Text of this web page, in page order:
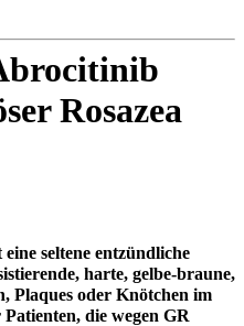
Rosazea
seltene entzündliche
harte, gelbe-braune,
Plaques oder Knötchen im
die wegen GR